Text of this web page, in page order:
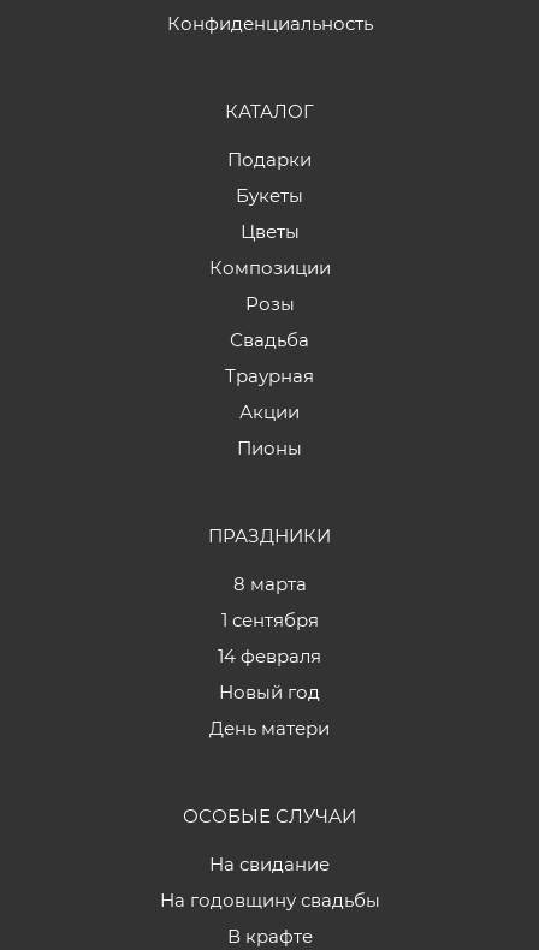
Конфиденциальность
КАТАЛОГ
Подарки
Букеты
Цветы
Композиции
Розы
Свадьба
Траурная
Акции
Пионы
ПРАЗДНИКИ
8 марта
1 сентября
14 февраля
Новый год
День матери
ОСОБЫЕ СЛУЧАИ
На свидание
На годовщину свадьбы
В крафте